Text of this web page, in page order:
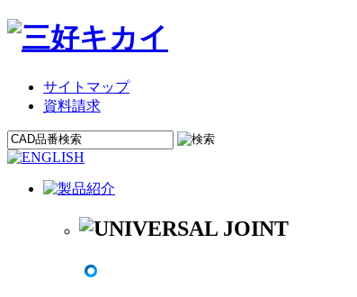
サイトマップ
資料請求